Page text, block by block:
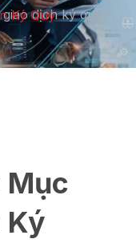
dịch ký quỹ
Mục
Ký